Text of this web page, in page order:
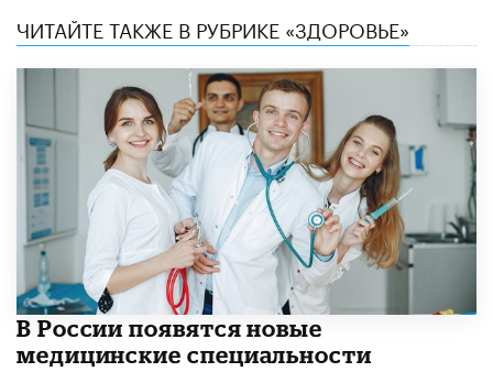
ЧИТАЙТЕ ТАКЖЕ В РУБРИКЕ «ЗДОРОВЬЕ»
В России появятся новые
медицинские специальности